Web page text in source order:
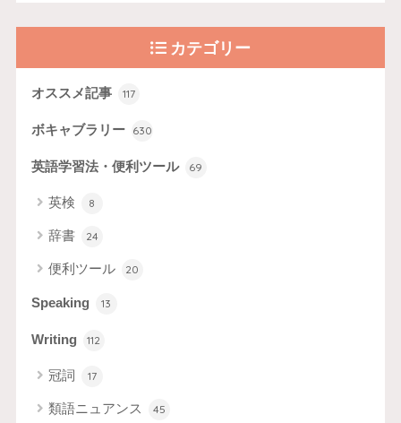
カテゴリー
オススメ記事 117
ボキャブラリー 630
英語学習法・便利ツール 69
英検 8
辞書 24
便利ツール 20
Speaking 13
Writing 112
冠詞 17
類語ニュアンス 45